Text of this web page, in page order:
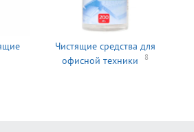
Чистящие средства для
офисной техники
8